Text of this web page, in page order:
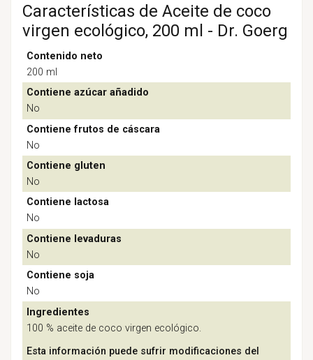
Características de Aceite de coco
virgen ecológico, 200 ml - Dr. Goerg
Contenido neto
200 ml
Contiene azúcar añadido
No
Contiene frutos de cáscara
No
Contiene gluten
No
Contiene lactosa
No
Contiene levaduras
No
Contiene soja
No
Ingredientes
100 % aceite de coco virgen ecológico.
Esta información puede sufrir modificaciones del